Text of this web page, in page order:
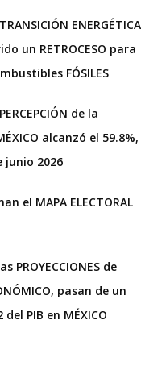
ENERGÉTICA
un RETROCESO para
FÓSILES
de la
alcanzó el 59.8%,
junio 2026
el MAPA ELECTORAL
PROYECCIONES de
pasan de un
PIB en MÉXICO